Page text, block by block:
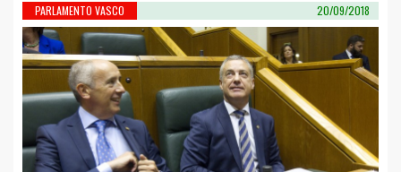
PARLAMENTO VASCO 20/09/2018